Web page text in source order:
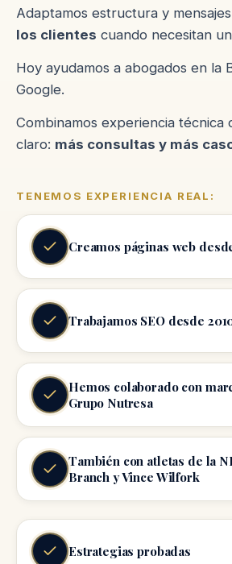
Adaptamos estructura y
los clientes cuando necesitan
Hoy ayudamos a abogados en la
Google.
Combinamos experiencia técnica
claro: más consultas y más
TENEMOS EXPERIENCIA REAL:
Creamos páginas web
Trabajamos SEO desde
Hemos colaborado con
Grupo Nutresa
También con atletas de la
Branch y Vince Wilfork
Estrategias probadas